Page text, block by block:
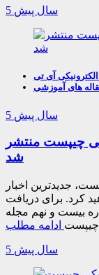
5 سال پیش
آی تی
های آموزشی
5 سال پیش
چیپست منتشر
شد
جدیدترین اخبار
را مطالعه خواهید کرد. برای دریافت
بیست و نهم مجله
چیپست ادامه مطلب
5 سال پیش